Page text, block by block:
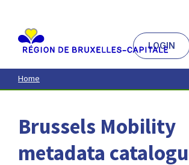
contenu
principal
LOGIN
Home
Brussels Mobility
metadata